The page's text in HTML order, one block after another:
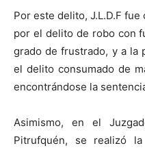
Por este delito, J.L.D.F
por el delito de robo con
grado de frustrado, y a la
el delito consumado de
encontrándose la
Asimismo, en el
Pitrufquén, se realizó